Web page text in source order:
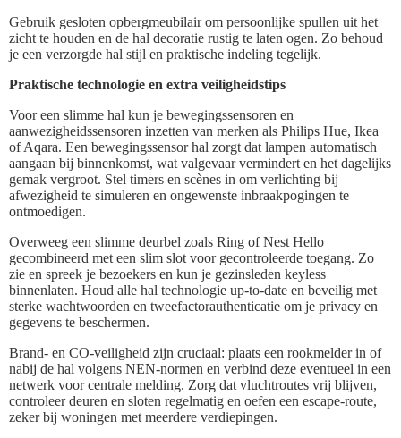
Gebruik gesloten opbergmeubilair om persoonlijke spullen uit het
zicht te houden en de hal decoratie rustig te laten ogen. Zo behoud
je een verzorgde hal stijl en praktische indeling tegelijk.
Praktische technologie en extra veiligheidstips
Voor een slimme hal kun je bewegingssensoren en
aanwezigheidssensoren inzetten van merken als Philips Hue, Ikea
of Aqara. Een bewegingssensor hal zorgt dat lampen automatisch
aangaan bij binnenkomst, wat valgevaar vermindert en het dagelijks
gemak vergroot. Stel timers en scènes in om verlichting bij
afwezigheid te simuleren en ongewenste inbraakpogingen te
ontmoedigen.
Overweeg een slimme deurbel zoals Ring of Nest Hello
gecombineerd met een slim slot voor gecontroleerde toegang. Zo
zie en spreek je bezoekers en kun je gezinsleden keyless
binnenlaten. Houd alle hal technologie up-to-date en beveilig met
sterke wachtwoorden en tweefactorauthenticatie om je privacy en
gegevens te beschermen.
Brand- en CO-veiligheid zijn cruciaal: plaats een rookmelder in of
nabij de hal volgens NEN-normen en verbind deze eventueel in een
netwerk voor centrale melding. Zorg dat vluchtroutes vrij blijven,
controleer deuren en sloten regelmatig en oefen een escape-route,
zeker bij woningen met meerdere verdiepingen.